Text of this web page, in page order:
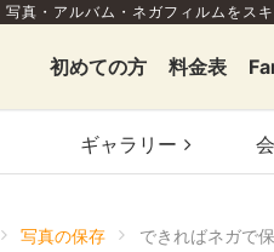
写真・アルバム・ネガフィルムをス
初めての方 料金表
ギャラリー
写真の保存